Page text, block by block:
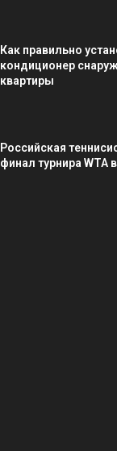
Как правильно
кондиционер
квартиры
Российская
финал турнира WTA